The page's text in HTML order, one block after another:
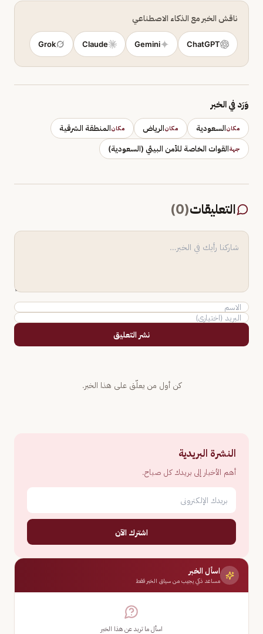
ناقش الخبر مع الذكاء الاصطناعي
ChatGPT
Gemini
Claude
Grok
وَرَد في الخبر
مكانالسعودية مكانالرياض مكانالمنطقة الشرقية
جهةالقوات الخاصة للأمن البيئي (السعودية)
التعليقات(
0
)
نشر التعليق
كن أول من يعلّق على هذا الخبر.
النشرة البريدية
أهم الأخبار إلى بريدك كل صباح.
اشترك الآن
اسأل الخبر
مساعد ذكي يجيب من سياق الخبر فقط
اسأل ما تريد عن هذا الخبر